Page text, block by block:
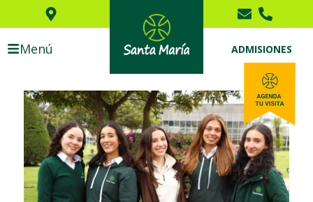
Menú ADMISIONES